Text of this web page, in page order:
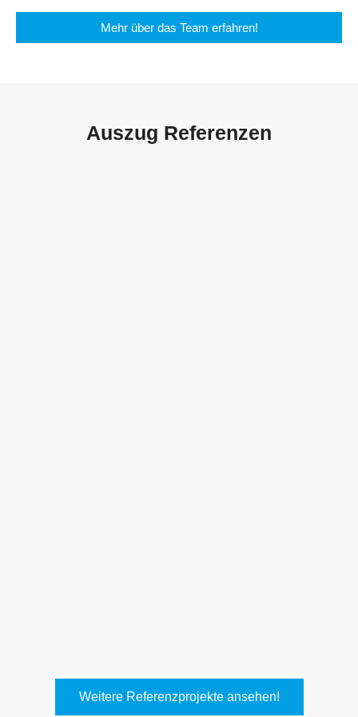
Mehr über das Team erfahren!
Auszug Referenzen
Weitere Referenzprojekte ansehen!